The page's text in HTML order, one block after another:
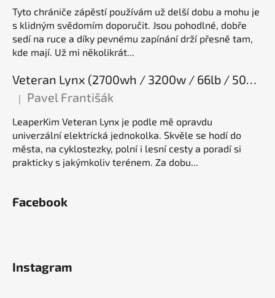
Tyto chrániče zápěstí používám už delší dobu a mohu je
s klidným svědomím doporučit. Jsou pohodlné, dobře
sedí na ruce a díky pevnému zapínání drží přesně tam,
kde mají. Už mi několikrát...
Veteran Lynx (2700wh / 3200w / 66lb / 50E), elektrická jednokolka
Hodnocení produktu je 5 z 5 hvězdiček.
| Pavel Františák
LeaperKim Veteran Lynx je podle mě opravdu
univerzální elektrická jednokolka. Skvěle se hodí do
města, na cyklostezky, polní i lesní cesty a poradí si
prakticky s jakýmkoliv terénem. Za dobu...
Facebook
Instagram